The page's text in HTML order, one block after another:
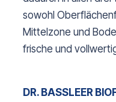
sowohl
Mittelzone und
frische und
DR. BASSLEER